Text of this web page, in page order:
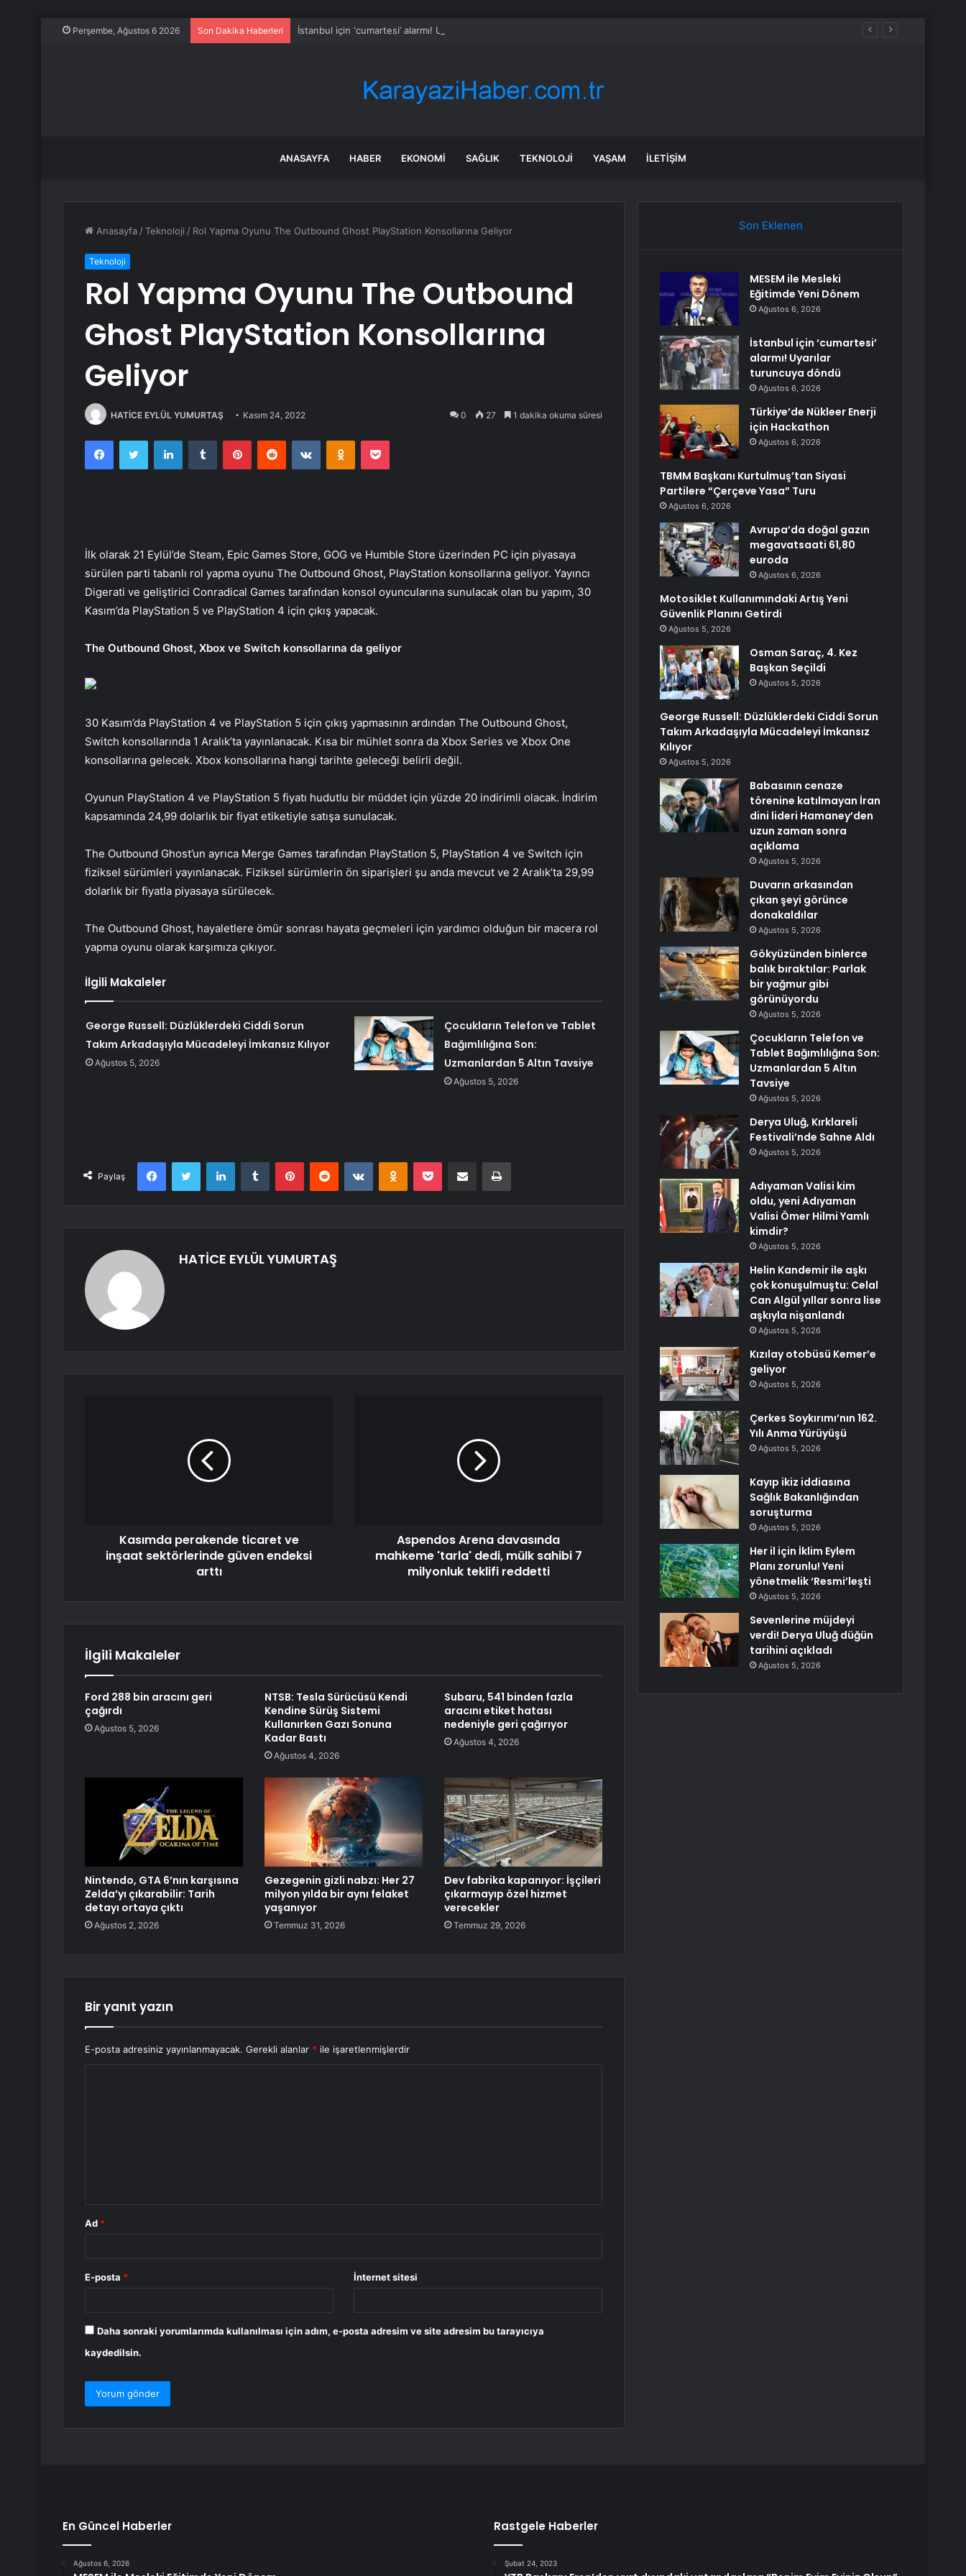
Perşembe, Ağustos 6 2026 Son Dakika Haberleri İstanbul için ‘cumartesi’ alarmı! Uyarılar turuncuya döndü
ANASAYFA HABER EKONOMI SAĞLIK TEKNOLOJI YAŞAM İLETIŞIM
Anasayfa /Teknoloji / Rol Yapma Oyunu The Outbound Ghost PlayStation Konsollarına Geliyor
Teknoloji
Rol Yapma Oyunu The Outbound
Ghost PlayStation Konsollarına
Geliyor
HATİCE EYLÜL YUMURTAŞ Kasım 24, 2022 0 27 1 dakika okuma süresi
FacebookTwitter LinkedInTumblr PinterestReddit VKontakteOdnoklassniki
Pocket
İlk olarak 21 Eylül’de Steam, Epic Games Store, GOG ve Humble Store üzerinden PC için piyasaya
sürülen parti tabanlı rol yapma oyunu The Outbound Ghost, PlayStation konsollarına geliyor. Yayıncı
Digerati ve geliştirici Conradical Games tarafından konsol oyuncularına sunulacak olan bu yapım, 30
Kasım’da PlayStation 5 ve PlayStation 4 için çıkış yapacak.
The Outbound Ghost, Xbox ve Switch konsollarına da geliyor
30 Kasım’da PlayStation 4 ve PlayStation 5 için çıkış yapmasının ardından The Outbound Ghost,
Switch konsollarında 1 Aralık’ta yayınlanacak. Kısa bir mühlet sonra da Xbox Series ve Xbox One
konsollarına gelecek. Xbox konsollarına hangi tarihte geleceği belirli değil.
Oyunun PlayStation 4 ve PlayStation 5 fiyatı hudutlu bir müddet için yüzde 20 indirimli olacak. İndirim
kapsamında 24,99 dolarlık bir fiyat etiketiyle satışa sunulacak.
The Outbound Ghost’un ayrıca Merge Games tarafından PlayStation 5, PlayStation 4 ve Switch için
fiziksel sürümleri yayınlanacak. Fiziksel sürümlerin ön siparişleri şu anda mevcut ve 2 Aralık’ta 29,99
dolarlık bir fiyatla piyasaya sürülecek.
The Outbound Ghost, hayaletlere ömür sonrası hayata geçmeleri için yardımcı olduğun bir macera rol
yapma oyunu olarak karşımıza çıkıyor.
İlgili Makaleler
George Russell: Düzlüklerdeki Ciddi Sorun
Takım Arkadaşıyla Mücadeleyi İmkansız Kılıyor
Ağustos 5, 2026
Çocukların Telefon ve Tablet
Bağımlılığına Son:
Uzmanlardan 5 Altın Tavsiye
Ağustos 5, 2026
Paylaş
FacebookTwitter LinkedInTumblr PinterestReddit VKontakteOdnoklassniki
Pocket E-Posta ile paylaş Yazdır
HATİCE EYLÜL YUMURTAŞ
Kasımda perakende ticaret ve
inşaat sektörlerinde güven endeksi
arttı
Aspendos Arena davasında
mahkeme 'tarla' dedi, mülk sahibi 7
milyonluk teklifi reddetti
İlgili Makaleler
Ford 288 bin aracını geri
çağırdı
Ağustos 5, 2026
NTSB: Tesla Sürücüsü Kendi
Kendine Sürüş Sistemi
Kullanırken Gazı Sonuna
Kadar Bastı
Ağustos 4, 2026
Subaru, 541 binden fazla
aracını etiket hatası
nedeniyle geri çağırıyor
Ağustos 4, 2026
Nintendo, GTA 6’nın karşısına
Zelda’yı çıkarabilir: Tarih
detayı ortaya çıktı
Ağustos 2, 2026
Gezegenin gizli nabzı: Her 27
milyon yılda bir aynı felaket
yaşanıyor
Temmuz 31, 2026
Dev fabrika kapanıyor: İşçileri
çıkarmayıp özel hizmet
verecekler
Temmuz 29, 2026
Bir yanıt yazın
E-posta adresiniz yayınlanmayacak. Gerekli alanlar * ile işaretlenmişlerdir
Ad *
E-posta * İnternet sitesi
Daha sonraki yorumlarımda kullanılması için adım, e-posta adresim ve site adresim bu tarayıcıya
kaydedilsin.
Son Eklenen
MESEM ile Mesleki
Eğitimde Yeni Dönem
Ağustos 6, 2026
İstanbul için ‘cumartesi’
alarmı! Uyarılar
turuncuya döndü
Ağustos 6, 2026
Türkiye’de Nükleer Enerji
için Hackathon
Ağustos 6, 2026
TBMM Başkanı Kurtulmuş’tan Siyasi
Partilere “Çerçeve Yasa” Turu
Ağustos 6, 2026
Avrupa’da doğal gazın
megavatsaati 61,80
euroda
Ağustos 6, 2026
Motosiklet Kullanımındaki Artış Yeni
Güvenlik Planını Getirdi
Ağustos 5, 2026
Osman Saraç, 4. Kez
Başkan Seçildi
Ağustos 5, 2026
George Russell: Düzlüklerdeki Ciddi Sorun
Takım Arkadaşıyla Mücadeleyi İmkansız
Kılıyor
Ağustos 5, 2026
Babasının cenaze
törenine katılmayan İran
dini lideri Hamaney’den
uzun zaman sonra
açıklama
Ağustos 5, 2026
Duvarın arkasından
çıkan şeyi görünce
donakaldılar
Ağustos 5, 2026
Gökyüzünden binlerce
balık bıraktılar: Parlak
bir yağmur gibi
görünüyordu
Ağustos 5, 2026
Çocukların Telefon ve
Tablet Bağımlılığına Son:
Uzmanlardan 5 Altın
Tavsiye
Ağustos 5, 2026
Derya Uluğ, Kırklareli
Festivali’nde Sahne Aldı
Ağustos 5, 2026
Adıyaman Valisi kim
oldu, yeni Adıyaman
Valisi Ömer Hilmi Yamlı
kimdir?
Ağustos 5, 2026
Helin Kandemir ile aşkı
çok konuşulmuştu: Celal
Can Algül yıllar sonra lise
aşkıyla nişanlandı
Ağustos 5, 2026
Kızılay otobüsü Kemer’e
geliyor
Ağustos 5, 2026
Çerkes Soykırımı’nın 162.
Yılı Anma Yürüyüşü
Ağustos 5, 2026
Kayıp ikiz iddiasına
Sağlık Bakanlığından
soruşturma
Ağustos 5, 2026
Her il için İklim Eylem
Planı zorunlu! Yeni
yönetmelik ‘Resmi’leşti
Ağustos 5, 2026
Sevenlerine müjdeyi
verdi! Derya Uluğ düğün
tarihini açıkladı
Ağustos 5, 2026
En Güncel Haberler
Ağustos 6, 2026
Rastgele Haberler
Şubat 24, 2023